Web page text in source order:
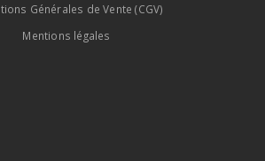
Générales de Vente (CGV)
Mentions légales